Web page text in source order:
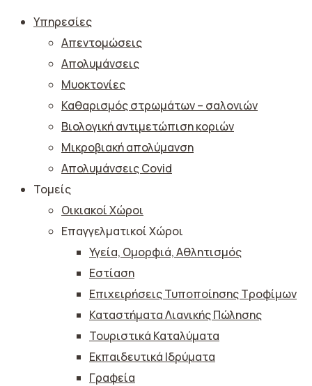
Υπηρεσίες
Απεντομώσεις
Απολυμάνσεις
Μυοκτονίες
Καθαρισμός στρωμάτων – σαλονιών
Βιολογική αντιμετώπιση κοριών
Μικροβιακή απολύμανση
Απολυμάνσεις Covid
Τομείς
Οικιακοί Χώροι
Επαγγελματικοί Χώροι
Υγεία, Ομορφιά, Αθλητισμός
Εστίαση
Επιχειρήσεις Τυποποίησης Τροφίμων
Καταστήματα Λιανικής Πώλησης
Τουριστικά Καταλύματα
Εκπαιδευτικά Ιδρύματα
Γραφεία